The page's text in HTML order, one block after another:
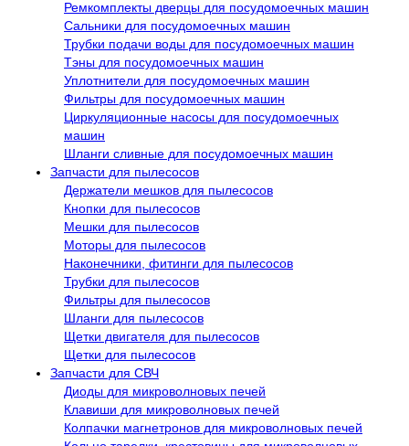
Ремкомплекты дверцы для посудомоечных машин
Сальники для посудомоечных машин
Трубки подачи воды для посудомоечных машин
Тэны для посудомоечных машин
Уплотнители для посудомоечных машин
Фильтры для посудомоечных машин
Циркуляционные насосы для посудомоечных
машин
Шланги сливные для посудомоечных машин
Запчасти для пылесосов
Держатели мешков для пылесосов
Кнопки для пылесосов
Мешки для пылесосов
Моторы для пылесосов
Наконечники, фитинги для пылесосов
Трубки для пылесосов
Фильтры для пылесосов
Шланги для пылесосов
Щетки двигателя для пылесосов
Щетки для пылесосов
Запчасти для СВЧ
Диоды для микроволновых печей
Клавиши для микроволновых печей
Колпачки магнетронов для микроволновых печей